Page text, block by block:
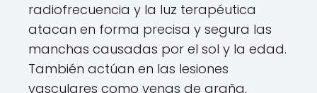
radiofrecuencia y la luz terapéutica
atacan en forma precisa y segura las
manchas causadas por el sol y la edad.
También actúan en las lesiones
vasculares como venas de araña,